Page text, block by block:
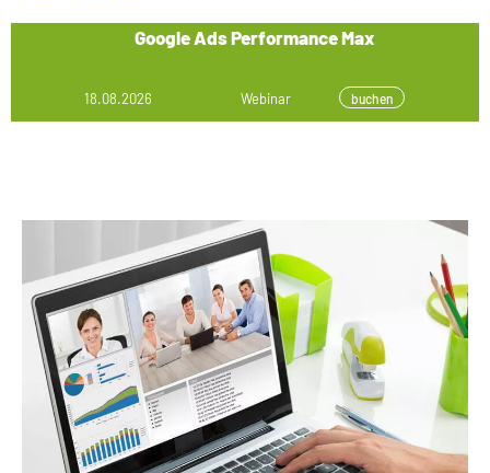
Google Ads Performance Max
18.08.2026 Webinar buchen